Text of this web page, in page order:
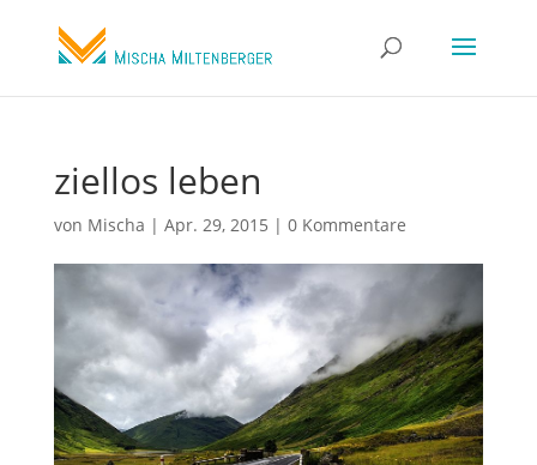
ziellos leben
von Mischa | Apr. 29, 2015 | 0 Kommentare